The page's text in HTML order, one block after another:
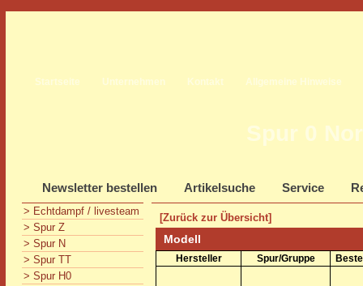
Startseite Unternehmen Kontakt Allgemeine Hinweise
Spur 0
Newsletter bestellen Artikelsuche Service
> Echtdampf / livesteam
> Spur Z
> Spur N
> Spur TT
> Spur H0
[Zurück zur Übersicht]
Modell
Hersteller Spur/Gruppe